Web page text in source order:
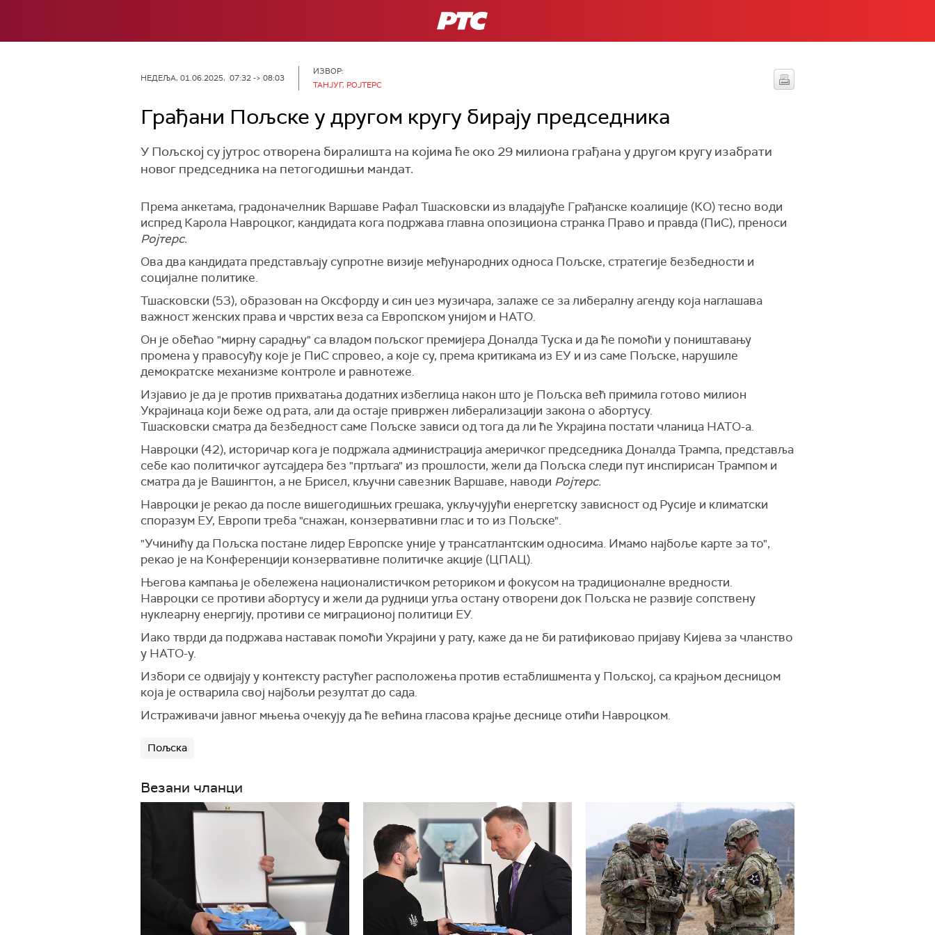
РТС
НЕДЕЉА, 01.06.2025, 07:32 -> 08:03
ИЗВОР:
ТАНЈУГ, РОЈТЕРС
Грађани Пољске у другом кругу бирају председника
У Пољској су јутрос отворена биралишта на којима ће око 29 милиона грађана у другом кругу изабрати
новог председника на петогодишњи мандат.
Према анкетама, градоначелник Варшаве Рафал Тшасковски из владајуће Грађанске коалиције (КО) тесно води
испред Карола Навроцког, кандидата кога подржава главна опозициона странка Право и правда (ПиС), преноси
Ројтерс.
Ова два кандидата представљају супротне визије међународних односа Пољске, стратегије безбедности и
социјалне политике.
Тшасковски (53), образован на Оксфорду и син џез музичара, залаже се за либералну агенду која наглашава
важност женских права и чврстих веза са Европском унијом и НАТО.
Он је обећао "мирну сарадњу" са владом пољског премијера Доналда Туска и да ће помоћи у поништавању
промена у правосуђу које је ПиС спровео, а које су, према критикама из ЕУ и из саме Пољске, нарушиле
демократске механизме контроле и равнотеже.
Изјавио је да је против прихватања додатних избеглица након што је Пољска већ примила готово милион
Украјинаца који беже од рата, али да остаје привржен либерализацији закона о абортусу.
Тшасковски сматра да безбедност саме Пољске зависи од тога да ли ће Украјина постати чланица НАТО-а.
Навроцки (42), историчар кога је подржала администрација америчког председника Доналда Трампа, представља
себе као политичког аутсајдера без "пртљага" из прошлости, жели да Пољска следи пут инспирисан Трампом и
сматра да је Вашингтон, а не Брисел, кључни савезник Варшаве, наводи Ројтерс.
Навроцки је рекао да после вишегодишњих грешака, укључујући енергетску зависност од Русије и климатски
споразум ЕУ, Европи треба "снажан, конзервативни глас и то из Пољске".
"Учинићу да Пољска постане лидер Европске уније у трансатлантским односима. Имамо најбоље карте за то",
рекао је на Конференцији конзервативне политичке акције (ЦПАЦ).
Његова кампања је обележена националистичком реториком и фокусом на традиционалне вредности.
Навроцки се противи абортусу и жели да рудници угља остану отворени док Пољска не развије сопствену
нуклеарну енергију, противи се миграционој политици ЕУ.
Иако тврди да подржава наставак помоћи Украјини у рату, каже да не би ратификовао пријаву Кијева за чланство
у НАТО-у.
Избори се одвијају у контексту растућег расположења против естаблишмента у Пољској, са крајњом десницом
која је остварила свој најбољи резултат до сада.
Истраживачи јавног мњења очекују да ће већина гласова крајње деснице отићи Навроцком.
Пољска
Везани чланци